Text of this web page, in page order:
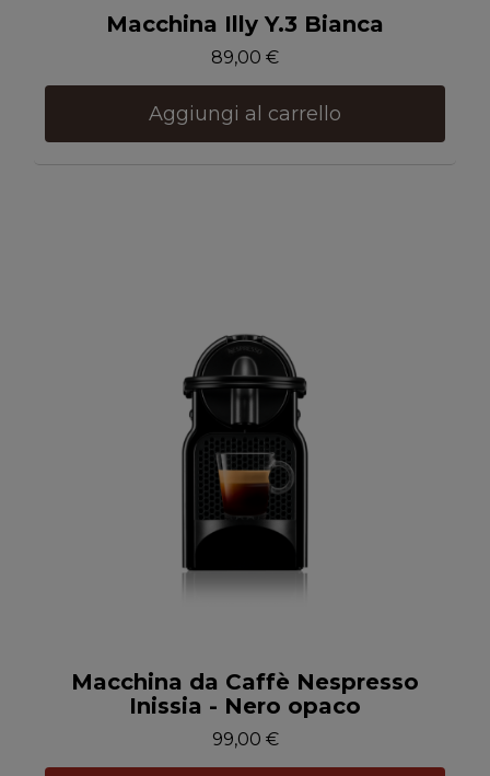
Anteprima
Macchina Illy Y.3 Bianca
89,00 €
Aggiungi al carrello
Anteprima
Macchina da Caffè Nespresso
Inissia - Nero opaco
99,00 €